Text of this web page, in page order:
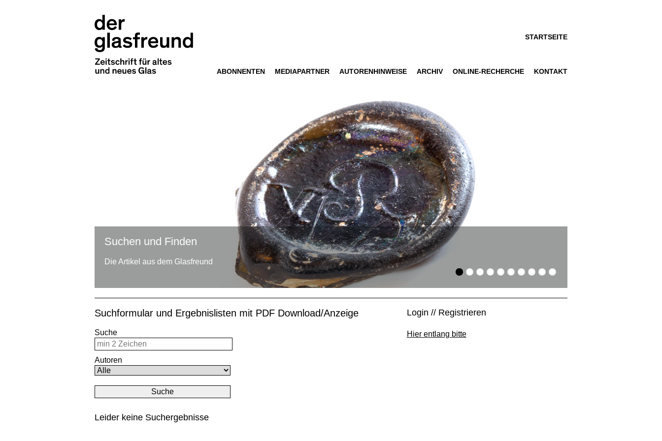
STARTSEITE
ABONNENTEN MEDIAPARTNER AUTORENHINWEISE ARCHIV ONLINE-RECHERCHE KONTAKT
Suchen und Finden
Die Artikel aus dem Glasfreund
Suchformular und Ergebnislisten mit PDF Download/Anzeige
Suche
Autoren
Leider keine Suchergebnisse
Login // Registrieren
Hier entlang bitte